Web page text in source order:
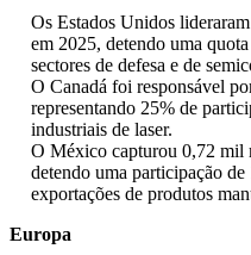
Os Estados Unidos
em 2025, detendo uma
sectores de defesa e de
O Canadá foi responsável
representando 25% de
industriais de laser.
O México capturou 0,72 mil
detendo uma participação
exportações de produtos
Europa